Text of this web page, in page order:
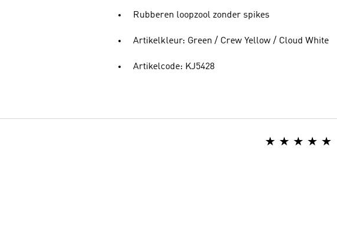
Rubberen loopzool zonder spikes
Artikelkleur: Green / Crew Yellow / Cloud White
Artikelcode: KJ5428